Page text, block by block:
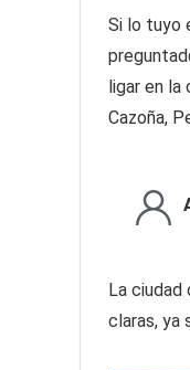
Si lo tuyo
ligar en la
Cazoña,
La ciudad
claras, ya